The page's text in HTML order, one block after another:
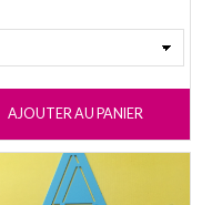
AJOUTER AU PANIER